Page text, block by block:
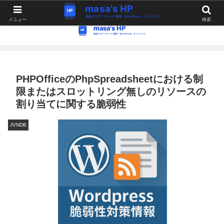
WordPress・Linux関連の情報。つぶやき。
PHPOfficeのPhpSpreadsheetにおける制
限またはスロットリング無しのリソースの
割り当てに関する脆弱性
JVNDB
メニュー 検索